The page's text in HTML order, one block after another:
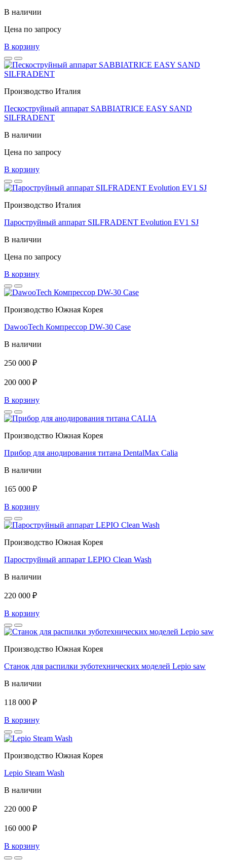
В наличии
Цена по запросу
В корзину
Производство Италия
Пескоструйный аппарат SABBIATRICE EASY SAND
SILFRADENT
В наличии
Цена по запросу
В корзину
Производство Италия
Пароструйный аппарат SILFRADENT Evolution EV1 SJ
В наличии
Цена по запросу
В корзину
Производство Южная Корея
DawooTech Компрессор DW-30 Case
В наличии
250 000 ₽
200 000 ₽
В корзину
Производство Южная Корея
Прибор для анодирования титана DentalMax Calia
В наличии
165 000 ₽
В корзину
Производство Южная Корея
Пароструйный аппарат LEPIO Clean Wash
В наличии
220 000 ₽
В корзину
Производство Южная Корея
Станок для распилки зуботехнических моделей Lepio saw
В наличии
118 000 ₽
В корзину
Производство Южная Корея
Lepio Steam Wash
В наличии
220 000 ₽
160 000 ₽
В корзину